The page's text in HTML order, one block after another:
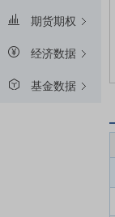
期货期权
经济数据
基金数据